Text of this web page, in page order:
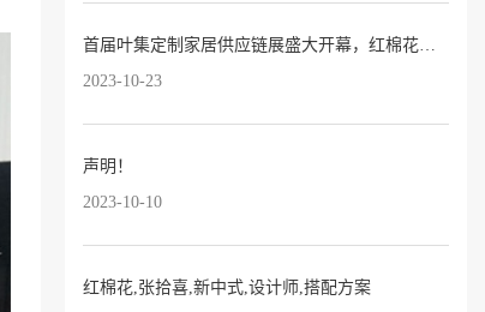
首届叶集定制家居供应链展盛大开幕，红棉花板材惊艳亮相！
2023-10-23
声明！
2023-10-10
红棉花,张拾喜,新中式,设计师,搭配方案